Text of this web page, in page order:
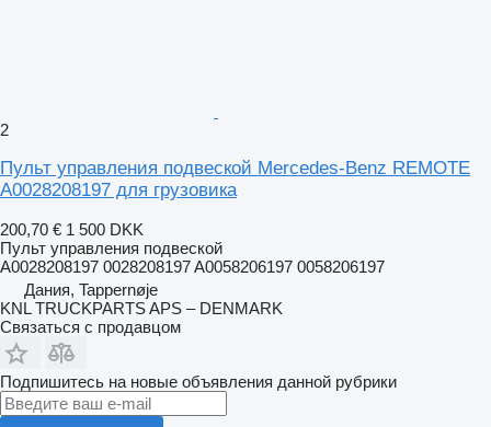
2
Пульт управления подвеской Mercedes-Benz REMOTE
A0028208197 для грузовика
200,70 € 1 500 DKK
Пульт управления подвеской
A0028208197 0028208197 A0058206197 0058206197
Дания, Tappernøje
KNL TRUCKPARTS APS – DENMARK
Связаться с продавцом
Подпишитесь на новые объявления данной рубрики